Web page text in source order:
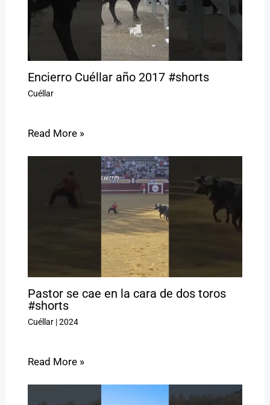
Encierro Cuéllar año 2017 #shorts
Cuéllar
Read More »
Pastor se cae en la cara de dos toros
#shorts
Cuéllar|2024
Read More »